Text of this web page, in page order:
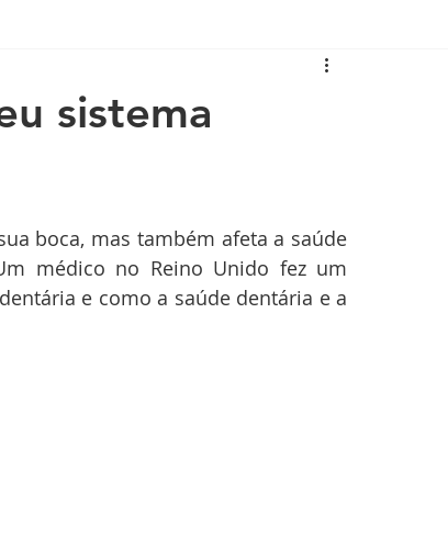
sistema
boca, mas também afeta a saúde
médico no Reino Unido fez um
e como a saúde dentária e a